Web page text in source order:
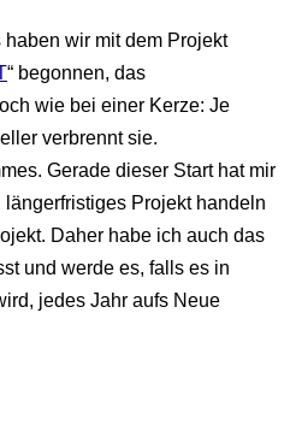
wir mit dem Projekt
“ begonnen, das
wie bei einer Kerze: Je
verbrennt sie.
Gerade dieser Start hat mir
Projekt handeln
Daher habe ich auch das
und werde es, falls es in
jedes Jahr aufs Neue